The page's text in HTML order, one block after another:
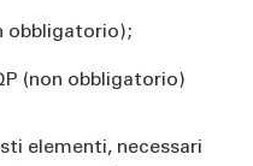
obbligatorio);
(non obbligatorio)
elementi, necessari